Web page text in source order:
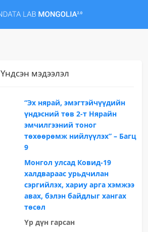
Үндсэн мэдээлэл
“Эх нярай, эмэгтэйчүүдийн
үндэсний төв 2-т Нярайн
эмчилгээний тоног
төхөөрөмж нийлүүлэх” – Багц
9
Монгол улсад Ковид-19
халдвараас урьдчилан
сэргийлэх, хариу арга хэмжээ
авах, бэлэн байдлыг хангах
төсөл
Үр дүн гарсан